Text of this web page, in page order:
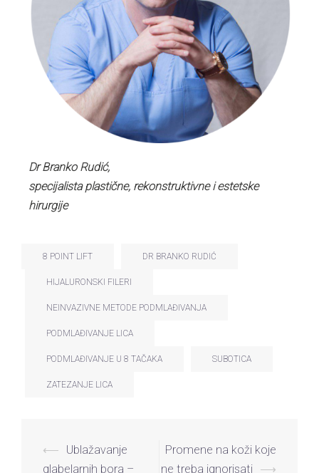
Dr Branko Rudić,
specijalista plastične, rekonstruktivne i estetske
hirurgije
8 POINT LIFT DR BRANKO RUDIĆ
HIJALURONSKI FILERI
NEINVAZIVNE METODE PODMLAĐIVANJA
PODMLAĐIVANJE LICA
PODMLAĐIVANJE U 8 TAČAKA SUBOTICA
ZATEZANJE LICA
⟵
Ublažavanje
glabelarnih bora –
Promene na koži koje
ne treba ignorisati
⟶